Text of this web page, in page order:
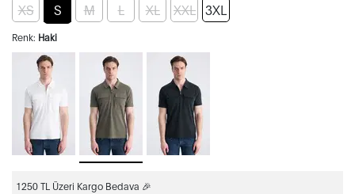
XS S M L XL XXL 3XL
Renk: Haki
1250 TL Üzeri Kargo Bedava 🎉